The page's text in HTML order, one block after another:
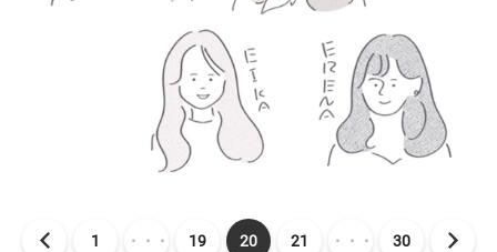
1 ・・・ 19 20 21 ・・・ 30